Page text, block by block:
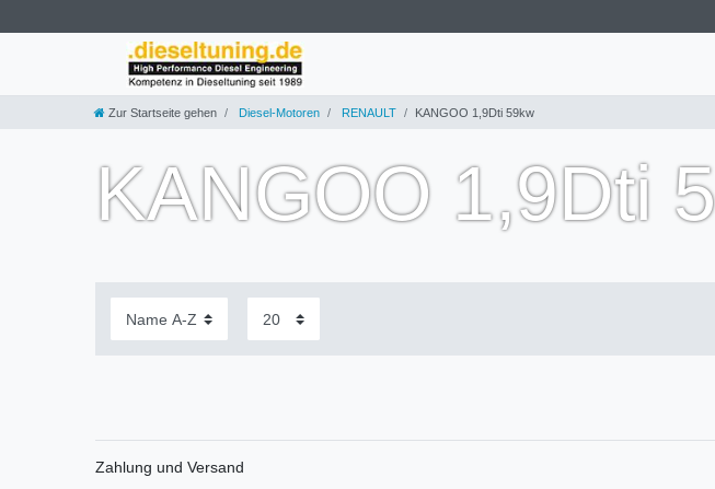
Zur Startseite gehen Diesel-Motoren RENAULT KANGOO 1,9Dti 59kw
KANGOO 1,9Dti
Zahlung und Versand